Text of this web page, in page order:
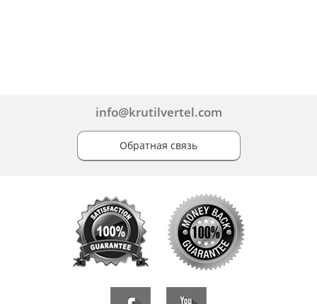
info@krutilvertel.com
Обратная связь